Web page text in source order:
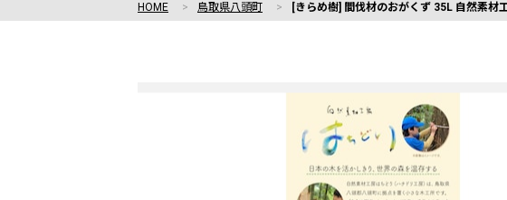
HOME
鳥取県八頭町 [きらめ樹] 間伐材のおがくず 35L 自然素材